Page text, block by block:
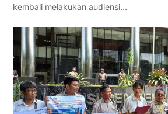
kembali melakukan audiensi…